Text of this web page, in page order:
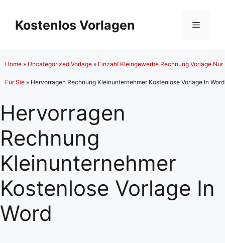
Inhalt
springen
Kostenlos Vorlagen Menü
Home » Uncategorized Vorlage » Einzahl Kleingewerbe Rechnung Vorlage Nur
Für Sie » Hervorragen Rechnung Kleinunternehmer Kostenlose Vorlage In Word
Hervorragen
Rechnung
Kleinunternehmer
Kostenlose Vorlage In
Word